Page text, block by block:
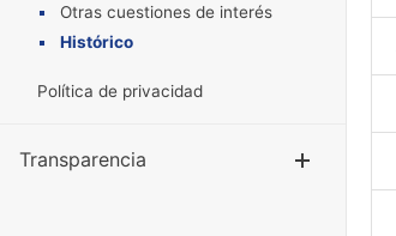
Otras cuestiones de interés
Histórico
Política de privacidad
Transparencia